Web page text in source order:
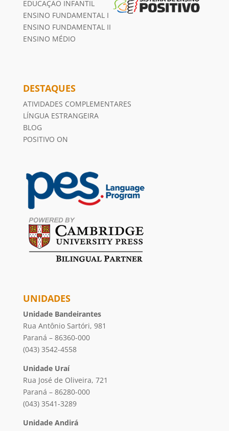
EDUCAÇÃO INFANTIL
ENSINO FUNDAMENTAL I
ENSINO FUNDAMENTAL II
ENSINO MÉDIO
DESTAQUES
ATIVIDADES COMPLEMENTARES
LÍNGUA ESTRANGEIRA
BLOG
POSITIVO ON
UNIDADES
Unidade Bandeirantes
Rua Antônio Sartóri, 981
Paraná – 86360-000
(043) 3542-4558
Unidade Uraí
Rua José de Oliveira, 721
Paraná – 86280-000
(043) 3541-3289
Unidade Andirá